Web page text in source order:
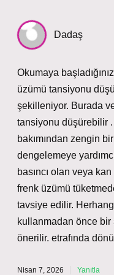
Dadaş
Okumaya
üzümü tansiyonu
şekilleniyor. Burada
tansiyonu düşürebilir
bakımından zengin
dengelemeye
basıncı olan veya
frenk üzümü
tavsiye edilir.
kullanmadan önce bir
önerilir. etrafında
Nisan 7, 2026 Yanıtla